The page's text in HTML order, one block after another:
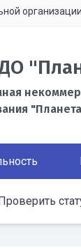
организации